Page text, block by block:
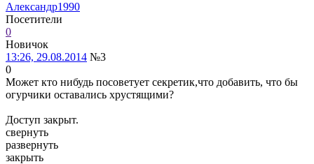
Александр1990
Посетители
0
Новичок
13:26, 29.08.2014 №3
0
Может кто нибудь посоветует секретик,что добавить, что бы
огурчики оставались хрустящими?
Доступ закрыт.
свернуть
развернуть
закрыть